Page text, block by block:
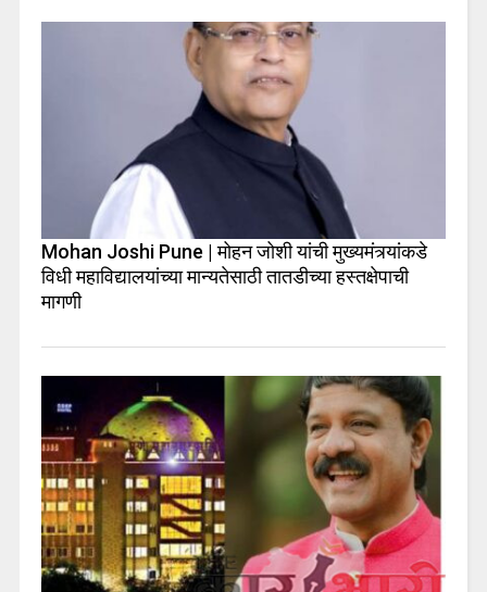
Mohan Joshi Pune | मोहन जोशी यांची मुख्यमंत्र्यांकडे
विधी महाविद्यालयांच्या मान्यतेसाठी तातडीच्या हस्तक्षेपाची
मागणी